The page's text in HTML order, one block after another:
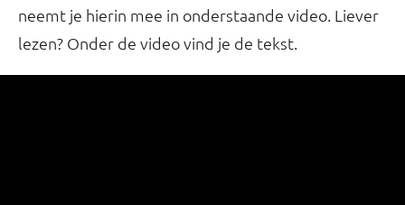
neemt je hierin mee in onderstaande video. Liever
lezen? Onder de video vind je de tekst.